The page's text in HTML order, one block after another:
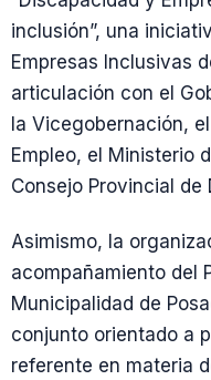
inclusión”, una
Empresas Inclusivas
articulación con el
la Vicegobernación,
Empleo, el Ministerio
Consejo Provincial de
Asimismo, la
acompañamiento del
Municipalidad de
conjunto orientado a
referente en materia